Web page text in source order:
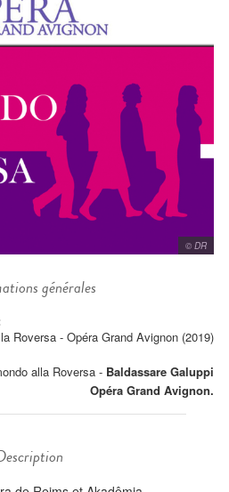
© DR
générales
Roversa - Opéra Grand Avignon (2019)
alla Roversa - Baldassare Galuppi
Opéra Grand Avignon.